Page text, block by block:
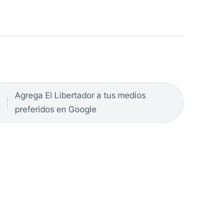
Agrega El Libertador a tus medios
preferidos en Google